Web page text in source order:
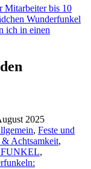
2025
, Feste und
& Achtsamkeit,
,